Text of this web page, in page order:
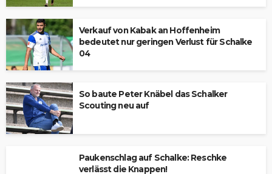
Verkauf von Kabak an Hoffenheim
bedeutet nur geringen Verlust für Schalke
04
So baute Peter Knäbel das Schalker
Scouting neu auf
Paukenschlag auf Schalke: Reschke
verlässt die Knappen!